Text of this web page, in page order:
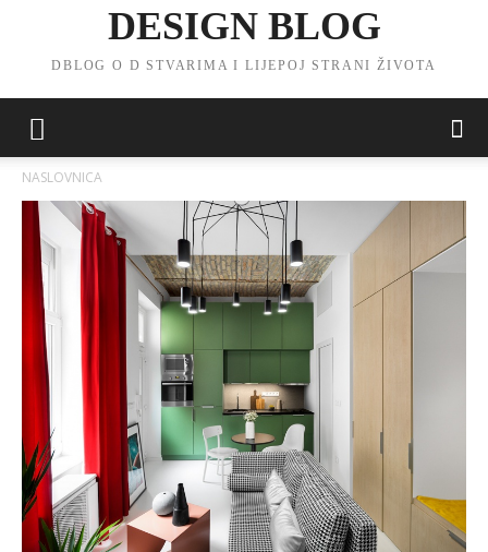
DESIGN BLOG
DBLOG O D STVARIMA I LIJEPOJ STRANI ŽIVOTA
NASLOVNICA